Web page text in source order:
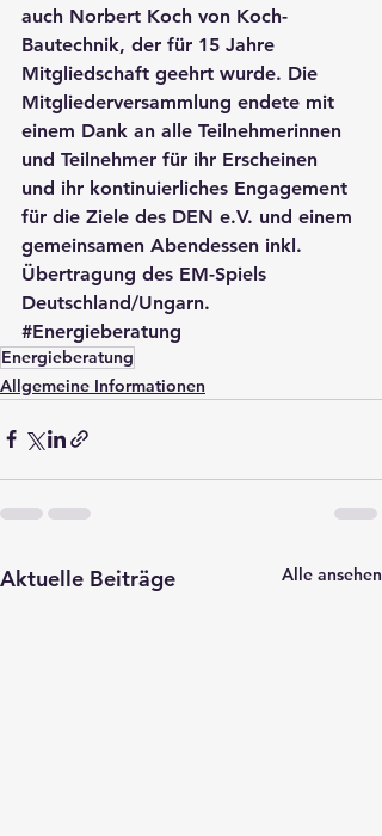
auch Norbert Koch von Koch-
Bautechnik, der für 15 Jahre
Mitgliedschaft geehrt wurde. Die
Mitgliederversammlung endete mit
einem Dank an alle Teilnehmerinnen
und Teilnehmer für ihr Erscheinen
und ihr kontinuierliches Engagement
für die Ziele des DEN e.V. und einem
gemeinsamen Abendessen inkl.
Übertragung des EM-Spiels
Deutschland/Ungarn.
#Energieberatung
Energieberatung
Allgemeine Informationen
Aktuelle Beiträge Alle ansehen